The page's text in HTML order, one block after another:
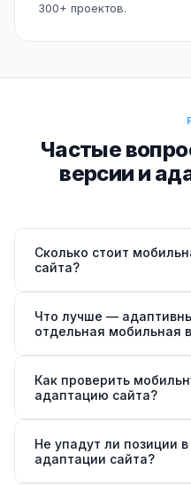
300+ проектов.
Частые
версии и
Сколько стоит
сайта?
15 000 ₽для лендинга
Точная цена после
Что лучше —
отдельная мобильная
выбор. Один сайт с
Отдельная мобильная
Как проверить
адаптацию сайта?
Mobile-Friendly Test
Не упадут ли позиции
адаптации сайта?